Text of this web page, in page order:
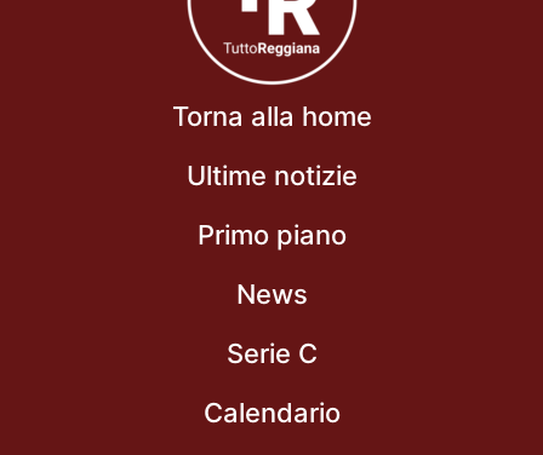
Torna alla home
Ultime notizie
Primo piano
News
Serie C
Calendario